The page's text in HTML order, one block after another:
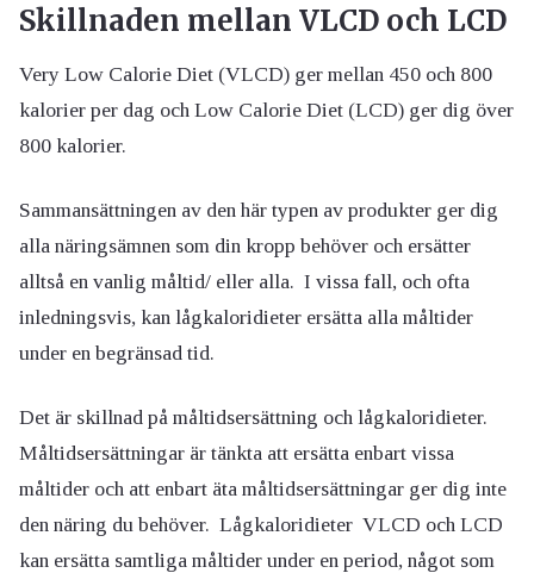
Skillnaden mellan VLCD och LCD
Very Low Calorie Diet (VLCD) ger mellan 450 och 800
kalorier per dag och Low Calorie Diet (LCD) ger dig över
800 kalorier.
Sammansättningen av den här typen av produkter ger dig
alla näringsämnen som din kropp behöver och ersätter
alltså en vanlig måltid/ eller alla. I vissa fall, och ofta
inledningsvis, kan lågkaloridieter ersätta alla måltider
under en begränsad tid.
Det är skillnad på måltidsersättning och lågkaloridieter.
Måltidsersättningar är tänkta att ersätta enbart vissa
måltider och att enbart äta måltidsersättningar ger dig inte
den näring du behöver. Lågkaloridieter VLCD och LCD
kan ersätta samtliga måltider under en period, något som